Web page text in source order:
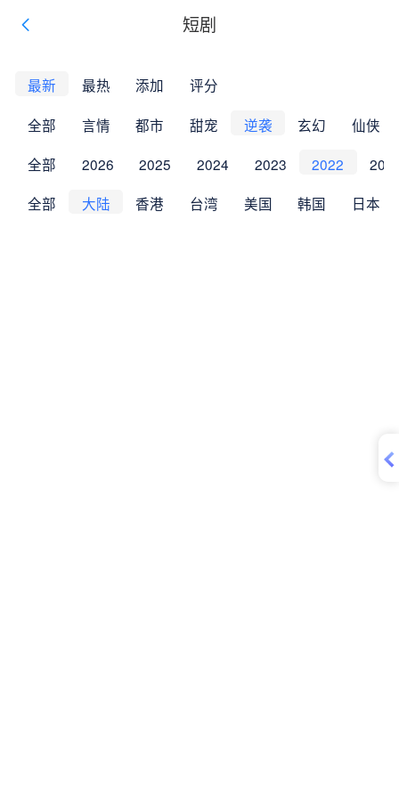
短剧
最新 最热 添加 评分
全部 言情 都市 甜宠 逆袭 玄幻 仙侠
全部 2026 2025 2024 2023 2022
全部 大陆 香港 台湾 美国 韩国 日本